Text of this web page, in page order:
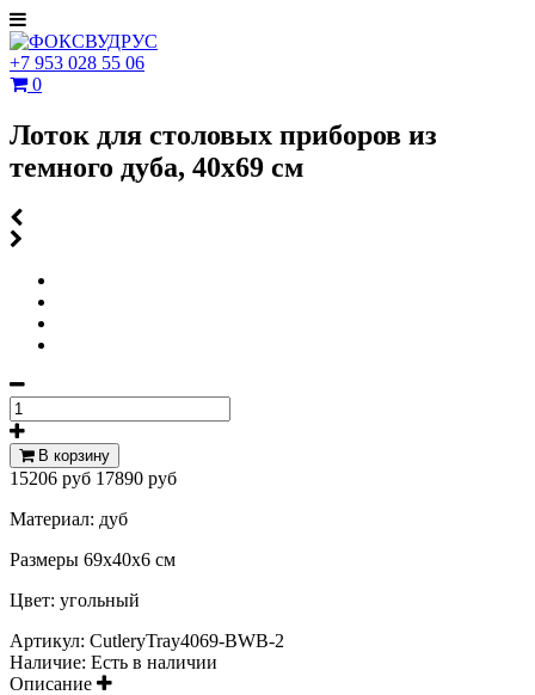
+7 953 028 55 06
0
Лоток для столовых приборов из
темного дуба, 40х69 см
В корзину
15206 руб 17890 руб
Материал: дуб
Размеры 69x40x6 см
Цвет: угольный
Артикул: СutleryTray4069-BWB-2
Наличие: Есть в наличии
Описание